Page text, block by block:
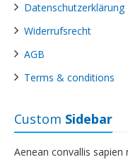
Datenschutzerklärung
Widerrufsrecht
AGB
Terms & conditions
Custom Sidebar
Aenean convallis